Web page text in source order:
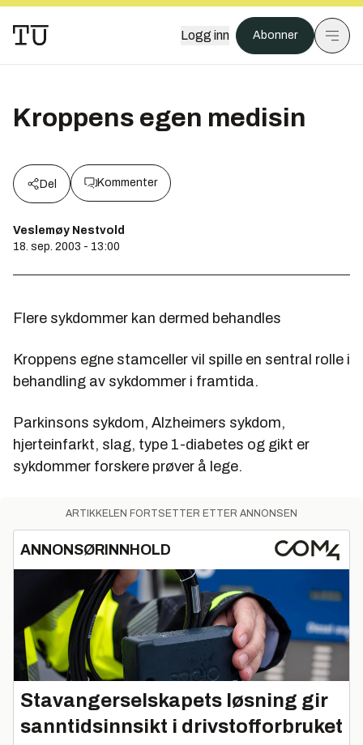
Logg inn Abonner
Kroppens egen medisin
Del Kommenter
Veslemøy Nestvold
18. sep. 2003 - 13:00
Flere sykdommer kan dermed behandles
Kroppens egne stamceller vil spille en sentral rolle i
behandling av sykdommer i framtida.
Parkinsons sykdom, Alzheimers sykdom,
hjerteinfarkt, slag, type 1-diabetes og gikt er
sykdommer forskere prøver å lege.
ARTIKKELEN FORTSETTER ETTER ANNONSEN
ANNONSØRINNHOLD
Stavangerselskapets løsning gir
sanntidsinnsikt i drivstofforbruket